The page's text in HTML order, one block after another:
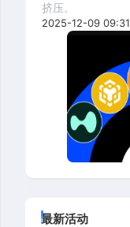
挤压。
2025-12-09 09:31
最新活动